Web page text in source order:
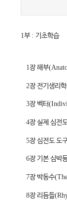
1부 : 기초학습
1장 해부
2장 전기생리학
3장 벡터
4장 실제 심전
5장 심전도 도
6장 기본 심박
7장 박동수
8장 리듬들